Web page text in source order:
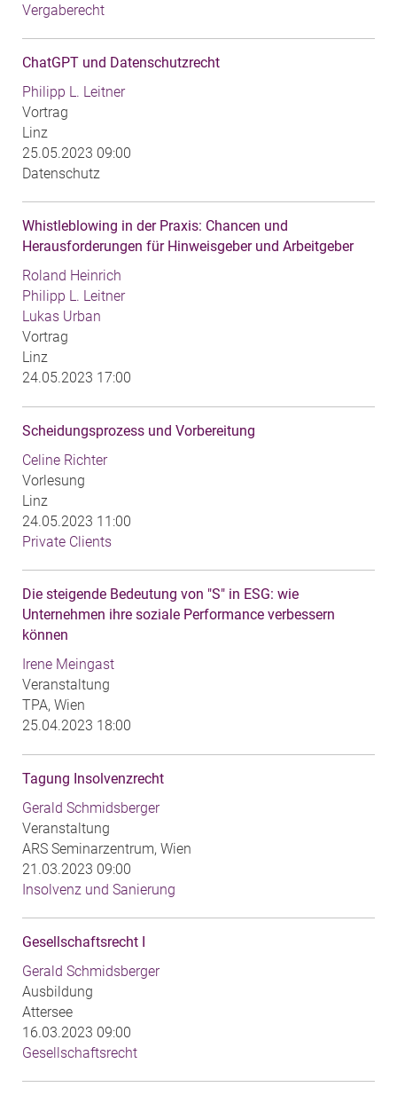
Vergaberecht
ChatGPT und Datenschutzrecht
Philipp L. Leitner
Vortrag
Linz
25.05.2023 09:00
Datenschutz
Whistleblowing in der Praxis: Chancen und
Herausforderungen für Hinweisgeber und Arbeitgeber
Roland Heinrich
Philipp L. Leitner
Lukas Urban
Vortrag
Linz
24.05.2023 17:00
Scheidungsprozess und Vorbereitung
Celine Richter
Vorlesung
Linz
24.05.2023 11:00
Private Clients
Die steigende Bedeutung von "S" in ESG: wie
Unternehmen ihre soziale Performance verbessern
können
Irene Meingast
Veranstaltung
TPA, Wien
25.04.2023 18:00
Tagung Insolvenzrecht
Gerald Schmidsberger
Veranstaltung
ARS Seminarzentrum, Wien
21.03.2023 09:00
Insolvenz und Sanierung
Gesellschaftsrecht I
Gerald Schmidsberger
Ausbildung
Attersee
16.03.2023 09:00
Gesellschaftsrecht